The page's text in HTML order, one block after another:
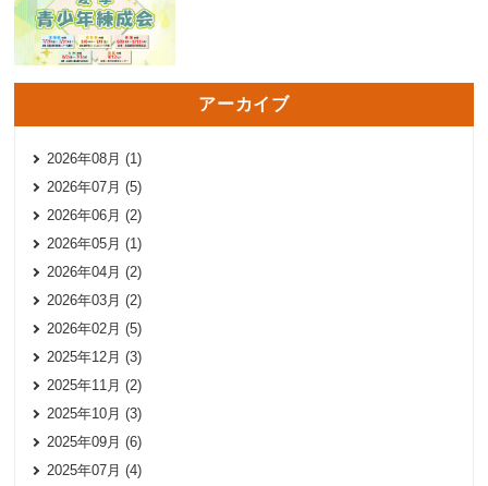
アーカイブ
2026年08月 (1)
2026年07月 (5)
2026年06月 (2)
2026年05月 (1)
2026年04月 (2)
2026年03月 (2)
2026年02月 (5)
2025年12月 (3)
2025年11月 (2)
2025年10月 (3)
2025年09月 (6)
2025年07月 (4)